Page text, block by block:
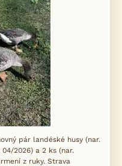
pár landéské husy (nar.
2026) a 2 ks (nar.
z ruky. Strava